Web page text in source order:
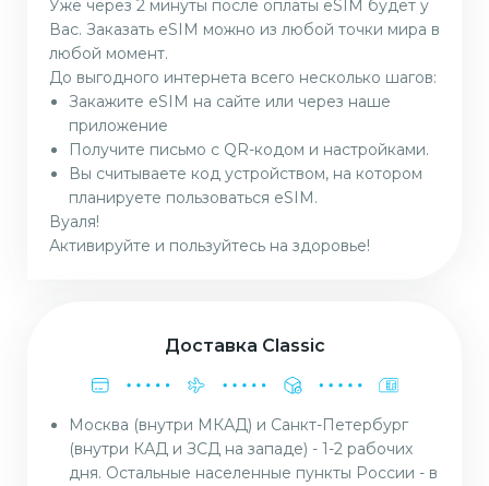
Уже через 2 минуты после оплаты eSIM будет у
Вас. Заказать eSIM можно из любой точки мира в
любой момент.
До выгодного интернета всего несколько шагов:
Закажите eSIM на сайте или через наше
приложение
Получите письмо с QR-кодом и настройками.
Вы считываете код устройством, на котором
планируете пользоваться eSIM.
Вуаля!
Активируйте и пользуйтесь на здоровье!
Доставка Classic
Москва (внутри МКАД) и Санкт-Петербург
(внутри КАД и ЗСД на западе) - 1-2 рабочих
дня. Остальные населенные пункты России - в